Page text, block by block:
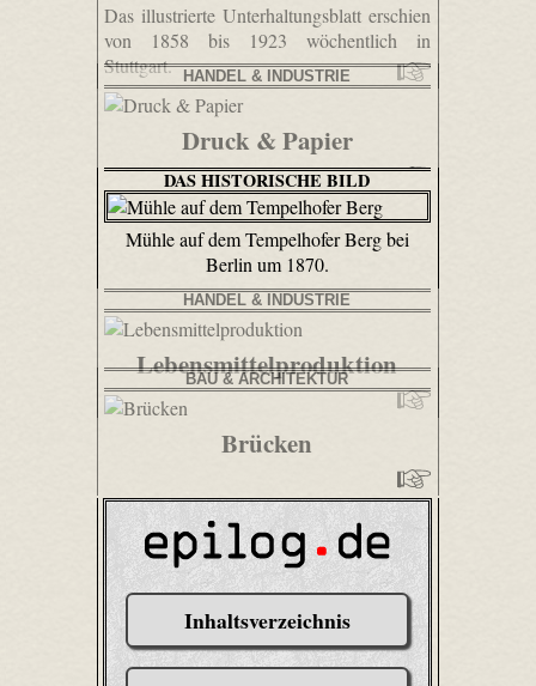
Das illustrierte Unterhaltungsblatt erschien
von 1858 bis 1923 wöchentlich in
Stuttgart. HANDEL & INDUSTRIE
Druck & Papier
DAS HISTORISCHE BILD
Mühle auf dem Tempelhofer Berg bei
Berlin um 1870.
HANDEL & INDUSTRIE
Lebensmittelproduktion
BAU & ARCHITEKTUR
Brücken
Inhaltsverzeichnis